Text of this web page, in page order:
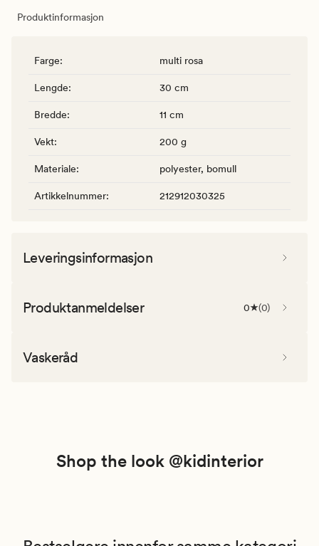
Produktinformasjon
Farge: multi rosa
Lengde: 30 cm
Bredde: 11 cm
Vekt: 200 g
Materiale: polyester, bomull
Artikkelnummer: 212912030325
Leveringsinformasjon
Produktanmeldelser 0 (0)
Vaskeråd
Shop the look @kidinterior